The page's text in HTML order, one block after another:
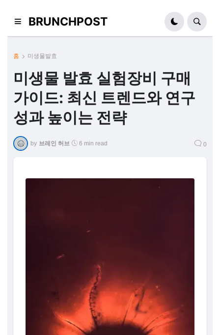
BRUNCHPOST
홈 미생물발효
미생물 발효 실험장비 구매
가이드: 최신 트렌드와 연구
성과 높이는 전략
by 브레인 허브 6 min read 0